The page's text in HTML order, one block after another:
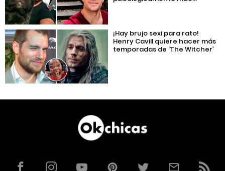
¡Hay brujo sexi para rato!
Henry Cavill quiere hacer más
temporadas de ‘The Witcher’